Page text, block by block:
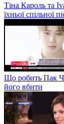
Тіна Кароль та
їхньої спільної
Що робить Пак
його вбити